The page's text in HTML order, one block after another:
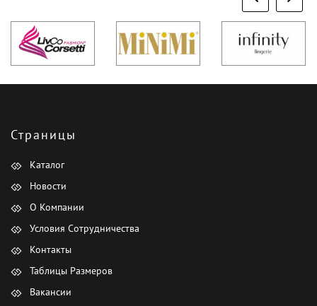
Страницы
Каталог
Новости
О Компании
Условия Сотрудничества
Контакты
Таблицы Размеров
Вакансии